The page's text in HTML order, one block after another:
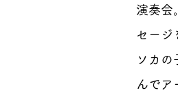
演奏会
セージ
ソカ
んでア